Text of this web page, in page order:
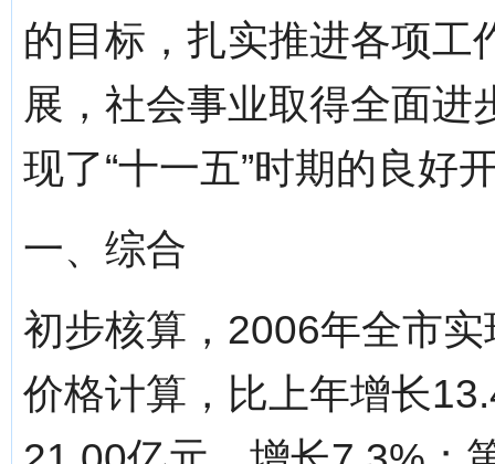
的目标，扎实推进各项工
展，社会事业取得全面进
现了“十一五”时期的良好
一、综合
初步核算，2006年全市
价格计算，比上年增长